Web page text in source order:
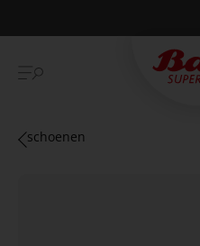
Betaal achteraf met Klarna
schoenen